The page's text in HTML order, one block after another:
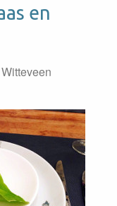
en